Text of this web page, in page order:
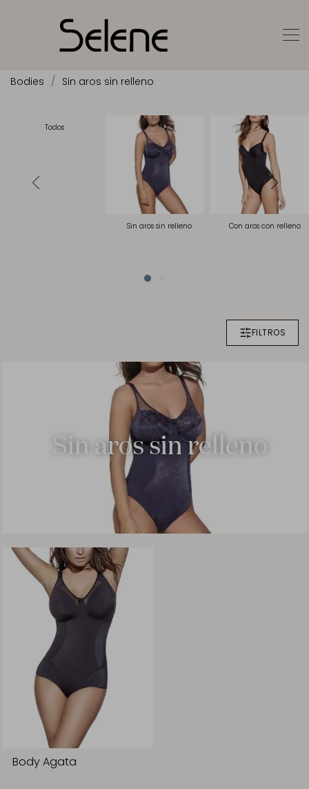
Bodies Sin aros sin relleno
Todos
Sin aros sin relleno Con aros con relleno
FILTROS
Sin aros sin relleno
Body Agata